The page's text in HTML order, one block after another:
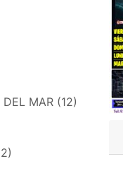
MAR (12)